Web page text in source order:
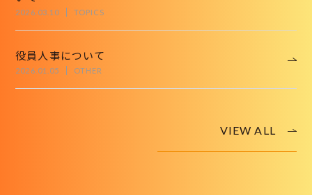
2026.03.10 TOPICS
役員人事について
2026.01.05 OTHER
VIEW ALL